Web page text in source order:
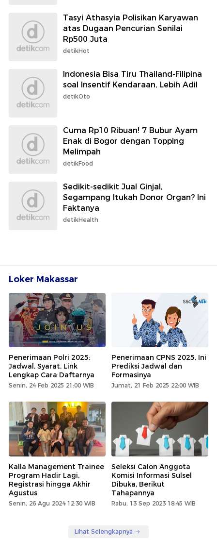
Tasyi Athasyia Polisikan Karyawan
atas Dugaan Pencurian Senilai
Rp500 Juta
detikHot
Indonesia Bisa Tiru Thailand-Filipina
soal Insentif Kendaraan, Lebih Adil
detikOto
Cuma Rp10 Ribuan! 7 Bubur Ayam
Enak di Bogor dengan Topping
Melimpah
detikFood
Sedikit-sedikit Jual Ginjal,
Segampang Itukah Donor Organ? Ini
Faktanya
detikHealth
Loker Makassar
Penerimaan Polri 2025:
Jadwal, Syarat, Link
Lengkap Cara Daftarnya
Senin, 24 Feb 2025 21:00 WIB
Penerimaan CPNS 2025, Ini
Prediksi Jadwal dan
Formasinya
Jumat, 21 Feb 2025 22:00 WIB
Kalla Management Trainee
Program Hadir Lagi,
Registrasi hingga Akhir
Agustus
Senin, 26 Agu 2024 12:30 WIB
Seleksi Calon Anggota
Komisi Informasi Sulsel
Dibuka, Berikut
Tahapannya
Rabu, 13 Sep 2023 18:45 WIB
Lihat Selengkapnya